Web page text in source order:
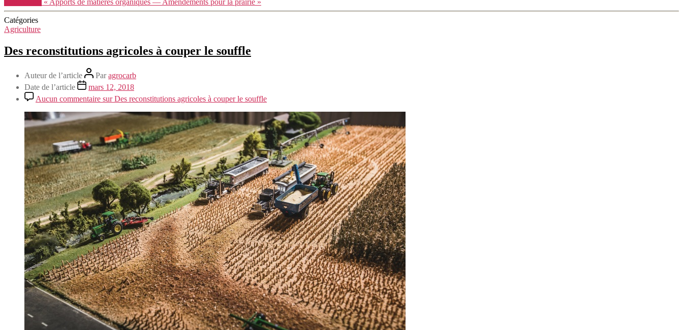
Catégories
Agriculture
Des reconstitutions agricoles à couper le souffle
Auteur de l’article Paragrocarb
Date de l’article
mars 12, 2018
Aucun commentaire sur Des reconstitutions agricoles à couper le souffle